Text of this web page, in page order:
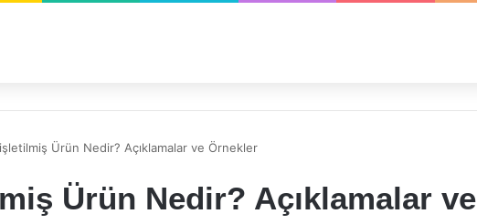
Ürün Nedir? Açıklamalar ve Örnekler
Ürün Nedir? Açıklamalar ve